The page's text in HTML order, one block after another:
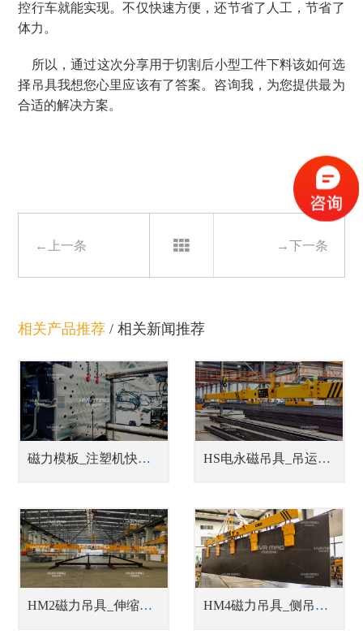
控行车就能实现。不仅快速方便，还节省了人工，节省了
体力。
所以，通过这次分享用于切割后小型工件下料该如何选
择吊具我想您心里应该有了答案。咨询我，为您提供最为
合适的解决方案。
←上一条 →下一条
相关产品推荐 /相关新闻推荐
磁力模板_注塑机快速换模系统 HS电永磁吊具_吊运型材吊具
HM2磁力吊具_伸缩梁中厚钢板吊具 HM4磁力吊具_侧吊型钢板翻转吊具